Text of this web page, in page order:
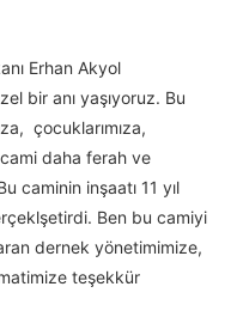
Erhan Akyol
bir anı yaşıyoruz. Bu
çocuklarımıza,
daha ferah ve
caminin inşaatı 11 yıl
Ben bu camiyi
dernek yönetimimize,
teşekkür